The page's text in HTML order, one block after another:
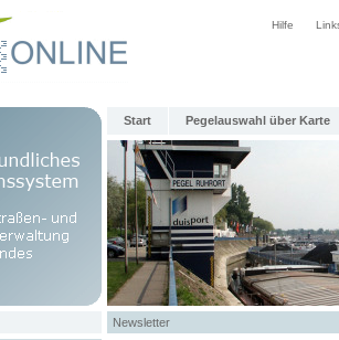
Hilfe
Start Pegelauswahl über Karte
Newsletter